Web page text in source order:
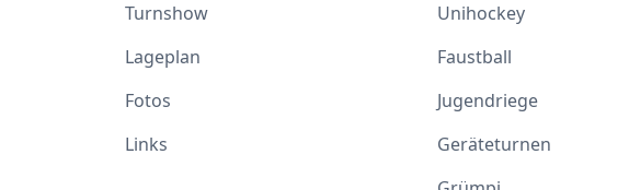
Turnshow
Lageplan
Fotos
Links
Unihockey
Faustball
Jugendriege
Geräteturnen